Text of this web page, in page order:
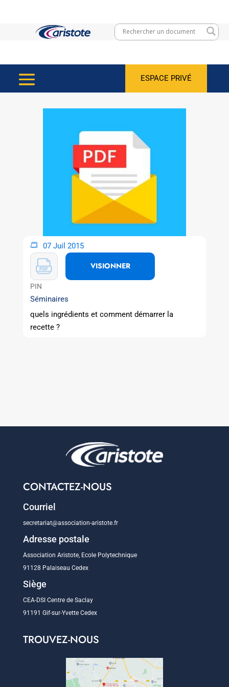
ESPACE PRIVÉ
07 Juil 2015
VISIONNER
PIN
Séminaires
quels ingrédients et comment démarrer la
recette ?
CONTACTEZ-NOUS
Courriel
secretariat@association-aristote.fr
Adresse postale
Association Aristote, Ecole Polytechnique
91128 Palaiseau Cedex
Siège
CEA-DSI Centre de Saclay
91191 Gif-sur-Yvette Cedex
TROUVEZ-NOUS